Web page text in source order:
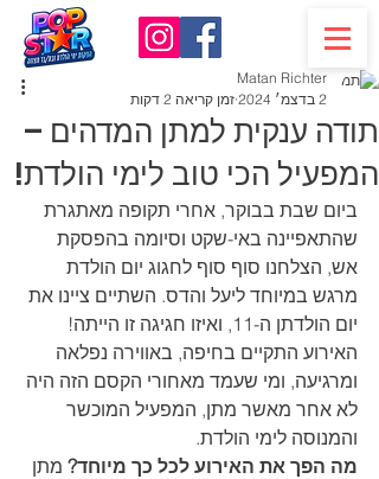
תודה ענקית למתן המדהים –
המפעיל הכי טוב לימי הולדת!
Matan Richter
2 בדצמ׳ 2024
זמן קריאה 2 דקות
ביום שבת בבוקר, אחרי תקופה מאתגרת
שהתאפיינה באי-שקט וסיומה בהפסקת
אש, הצלחנו סוף סוף לחגוג יום הולדת
מרגש במיוחד ליעל והדס. השתיים ציינו את
יום הולדתן ה-11, ואיזו חגיגה זו הייתה!
האירוע התקיים בחיפה, באווירה נפלאה
ומרגיעה, ומי שעמד מאחורי הקסם הזה היה
לא אחר מאשר מתן, המפעיל המוכשר
והמנוסה לימי הולדת.
מה הפך את האירוע לכל כך מיוחד? מתן